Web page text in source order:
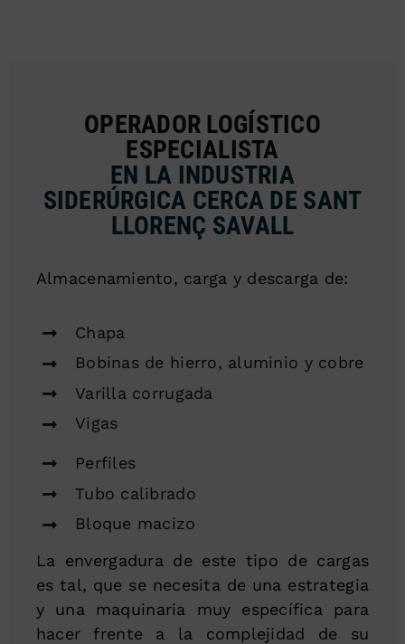
OPERADOR LOGÍSTICO
ESPECIALISTA
EN LA INDUSTRIA
SIDERÚRGICA CERCA DE SANT
LLORENÇ SAVALL
Almacenamiento, carga y descarga de:
Chapa
Bobinas de hierro, aluminio y cobre
Varilla corrugada
Vigas
Perfiles
Tubo calibrado
Bloque macizo
La envergadura de este tipo de cargas
es tal, que se necesita de una estrategia
y una maquinaria muy específica para
hacer frente a la complejidad de su